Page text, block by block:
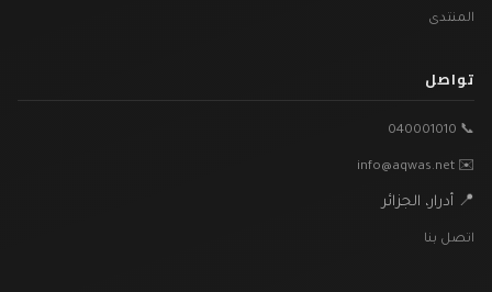
المنتدى
تواصل
📞 040001010
✉️ info@aqwas.net
📍 أدرار، الجزائر
اتصل بنا